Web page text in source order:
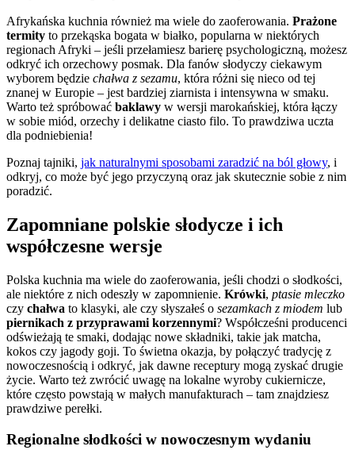
Afrykańska kuchnia również ma wiele do zaoferowania. Prażone
termity to przekąska bogata w białko, popularna w niektórych
regionach Afryki – jeśli przełamiesz barierę psychologiczną, możesz
odkryć ich orzechowy posmak. Dla fanów słodyczy ciekawym
wyborem będzie chałwa z sezamu, która różni się nieco od tej
znanej w Europie – jest bardziej ziarnista i intensywna w smaku.
Warto też spróbować baklawy w wersji marokańskiej, która łączy
w sobie miód, orzechy i delikatne ciasto filo. To prawdziwa uczta
dla podniebienia!
Poznaj tajniki, jak naturalnymi sposobami zaradzić na ból głowy, i
odkryj, co może być jego przyczyną oraz jak skutecznie sobie z nim
poradzić.
Zapomniane polskie słodycze i ich
współczesne wersje
Polska kuchnia ma wiele do zaoferowania, jeśli chodzi o słodkości,
ale niektóre z nich odeszły w zapomnienie. Krówki, ptasie mleczko
czy chałwa to klasyki, ale czy słyszałeś o sezamkach z miodem lub
piernikach z przyprawami korzennymi? Współcześni producenci
odświeżają te smaki, dodając nowe składniki, takie jak matcha,
kokos czy jagody goji. To świetna okazja, by połączyć tradycję z
nowoczesnością i odkryć, jak dawne receptury mogą zyskać drugie
życie. Warto też zwrócić uwagę na lokalne wyroby cukiernicze,
które często powstają w małych manufakturach – tam znajdziesz
prawdziwe perełki.
Regionalne słodkości w nowoczesnym wydaniu